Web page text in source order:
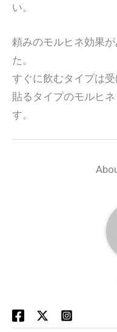
い。
頼みのモルヒネ効果
た。
すぐに飲むタイプは受
貼るタイプのモルヒ
す。